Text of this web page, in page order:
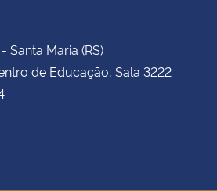
Santa Maria (RS)
de Educação, Sala 3222